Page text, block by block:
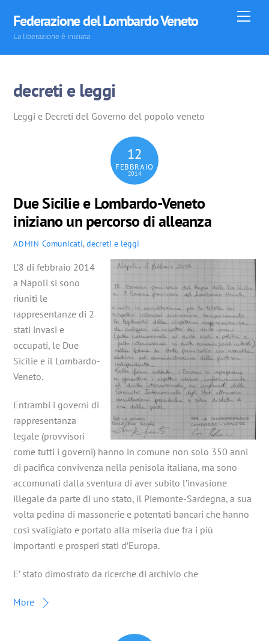
content
Federazione del Lombardo Veneto
La liberazione è iniziata
decreti e leggi
Leggi e Decreti del Governo del popolo veneto
12
FEBBRAIO
2014
Due Sicilie e Lombardo-Veneto
iniziano un percorso di alleanza
ADMIN Comunicati,decreti e leggi
L’8 di febbraio 2014
a Napoli si sono
riuniti le
rappresentanze di 2
stati invasi e
occupati, le Due
Sicilie e il Lombardo-
Veneto.
Entrambi i governi di
rappresentanza
legale (provvisori
come tutti i governi) hanno in comune non solo 350 anni
di pacifica convivenza nella penisola italiana, ma sono
accomunati dalla sventura di aver subito l’invasione
illegale da parte di uno stato, il Piemonte-Sardegna, a sua
volta pedina di massonerie e potentati bancari che hanno
così svaligiato e portato alla miseria due fra i più
importanti e prosperi stati d’Europa.
E’ stato dimostrato da ricerche di archivio che
More